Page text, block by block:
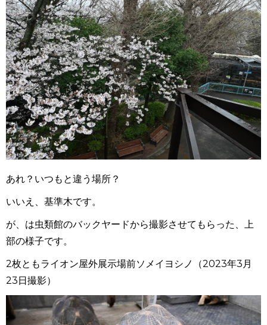
あれ？いつもと違う場所？
いいえ、基準木です。
が、は虫類館のバックヤードから撮影させてもらった、上
部の様子です。
2枚ともライオン屋外展示場前ソメイヨシノ（2023年3月
23日撮影）